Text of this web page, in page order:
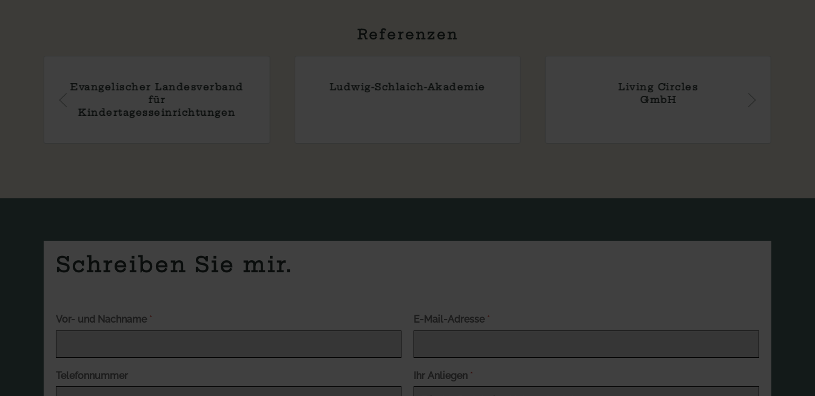
Referenzen
Kindergarten
Strümpfelbach
Kindergarten
Kindergarten
Rielingshausen
Schreiben Sie mir.
Vor- und Nachname * E-Mail-Adresse *
Telefonnummer Ihr Anliegen *